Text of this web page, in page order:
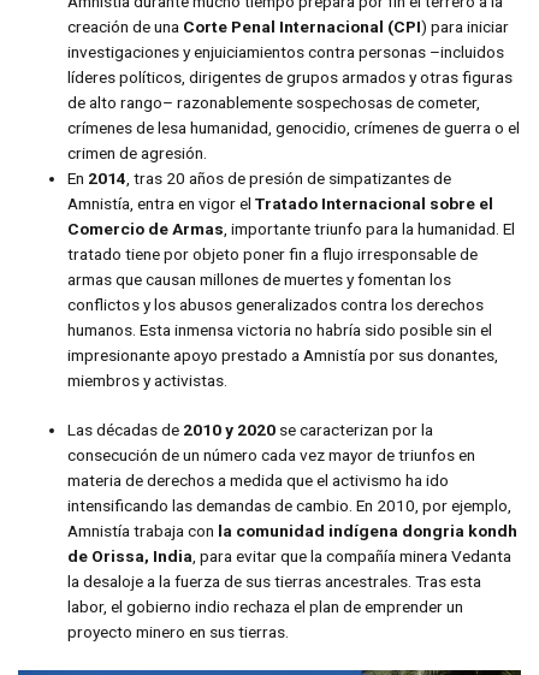
creación de una Corte Penal Internacional (CPI) para iniciar
investigaciones y enjuiciamientos contra personas –incluidos
líderes políticos, dirigentes de grupos armados y otras figuras
de alto rango– razonablemente sospechosas de cometer,
crímenes de lesa humanidad, genocidio, crímenes de guerra o el
crimen de agresión.
En 2014 , tras 20 años de presión de simpatizantes de
Amnistía, entra en vigor elTratado Internacional sobre el
Comercio de Armas , importante triunfo para la humanidad. El
tratado tiene por objeto poner fin a flujo irresponsable de
armas que causan millones de muertes y fomentan los
conflictos y los abusos generalizados contra los derechos
humanos. Esta inmensa victoria no habría sido posible sin el
impresionante apoyo prestado a Amnistía por sus donantes,
miembros y activistas.
Las décadas de 2010y 2020 se caracterizan por la
consecución de un número cada vez mayor de triunfos en
materia de derechos a medida que el activismo ha ido
intensificando las demandas de cambio. En 2010, por ejemplo,
Amnistía trabaja con la comunidad indígena dongria kondh
de Orissa, India , para evitar que la compañía minera Vedanta
la desaloje a la fuerza de sus tierras ancestrales. Tras esta
labor, el gobierno indio rechaza el plan de emprender un
proyecto minero en sus tierras.